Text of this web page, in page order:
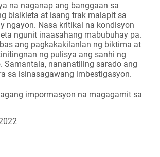
na naganap ang banggaan sa
bisikleta at isang trak malapit sa
ngayon. Nasa kritikal na kondisyon
ngunit inaasahang mabubuhay pa.
ang pagkakakilanlan ng biktima at
ng pulisya ang sanhi ng
Samantala, nananatiling sarado ang
sa isinasagawang imbestigasyon.
impormasyon na magagamit sa